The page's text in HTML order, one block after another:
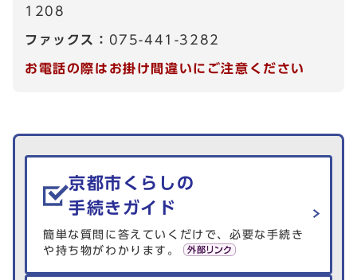
1208
ファックス： 075-441-3282
お電話の際はお掛け間違いにご注意ください
生活情報を探す
京都市くらしの
手続きガイド
簡単な質問に答えていくだけで、必要な手続き
や持ち物がわかります。